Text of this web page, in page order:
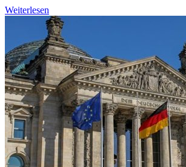
Weiterlesen